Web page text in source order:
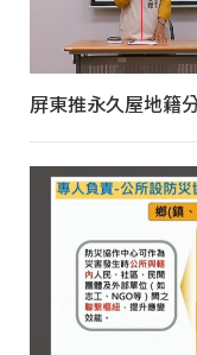
屏東推永久屋地籍